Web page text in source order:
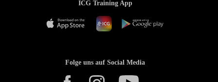
ICG Training App
Folge uns auf Social Media